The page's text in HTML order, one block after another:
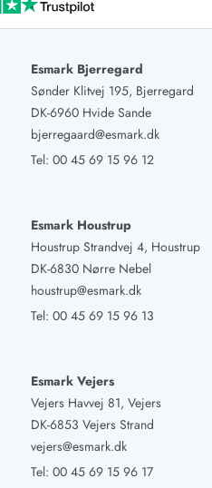
Esmark Bjerregard
Sønder Klitvej 195, Bjerregard
DK-6960 Hvide Sande
bjerregaard@esmark.dk
Tel: 00 45 69 15 96 12
Esmark Houstrup
Houstrup Strandvej 4, Houstrup
DK-6830 Nørre Nebel
houstrup@esmark.dk
Tel: 00 45 69 15 96 13
Esmark Vejers
Vejers Havvej 81, Vejers
DK-6853 Vejers Strand
vejers@esmark.dk
Tel: 00 45 69 15 96 17